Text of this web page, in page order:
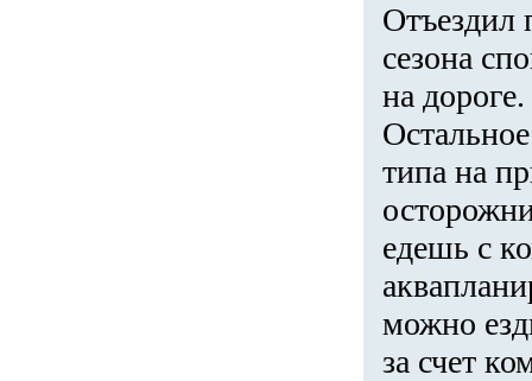
Отъездил
сезона
на
типа на
едешь с
можно
за счет